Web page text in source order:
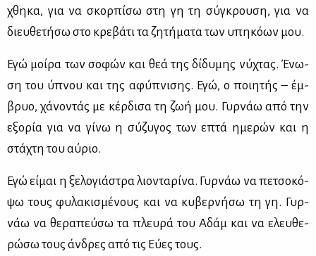
χθη­κα, για να σκορ­πί­σω στη γη τη σύ­γκρου­ση, για να
διευ­θε­τή­σω στο κρε­βά­τι τα ζη­τή­μα­τα των υπη­κό­ων μου.
Εγώ μοί­ρα των σο­φών και θεά της δί­δυ­μης νύ­χτας. Ένω­
ση του ύπνου και της αφύ­πνι­σης. Εγώ, ο ποι­η­τής – έμ­
βρυο, χά­νο­ντάς με κέρ­δι­σα τη ζωή μου. Γυρ­νάω από την
εξο­ρία για να γί­νω η σύ­ζυ­γος των επτά ημε­ρών και η
στά­χτη του αύ­ριο.
Εγώ εί­μαι η ξε­λο­γιά­στρα λιο­ντα­ρί­να. Γυρ­νάω να πε­τσο­κό­
ψω τους φυ­λα­κι­σμέ­νους και να κυ­βερ­νή­σω τη γη. Γυρ­
νάω να θε­ρα­πεύ­σω τα πλευ­ρά του Αδάμ και να ελευ­θε­
ρώ­σω τους άν­δρες από τις Εύ­ες τους.